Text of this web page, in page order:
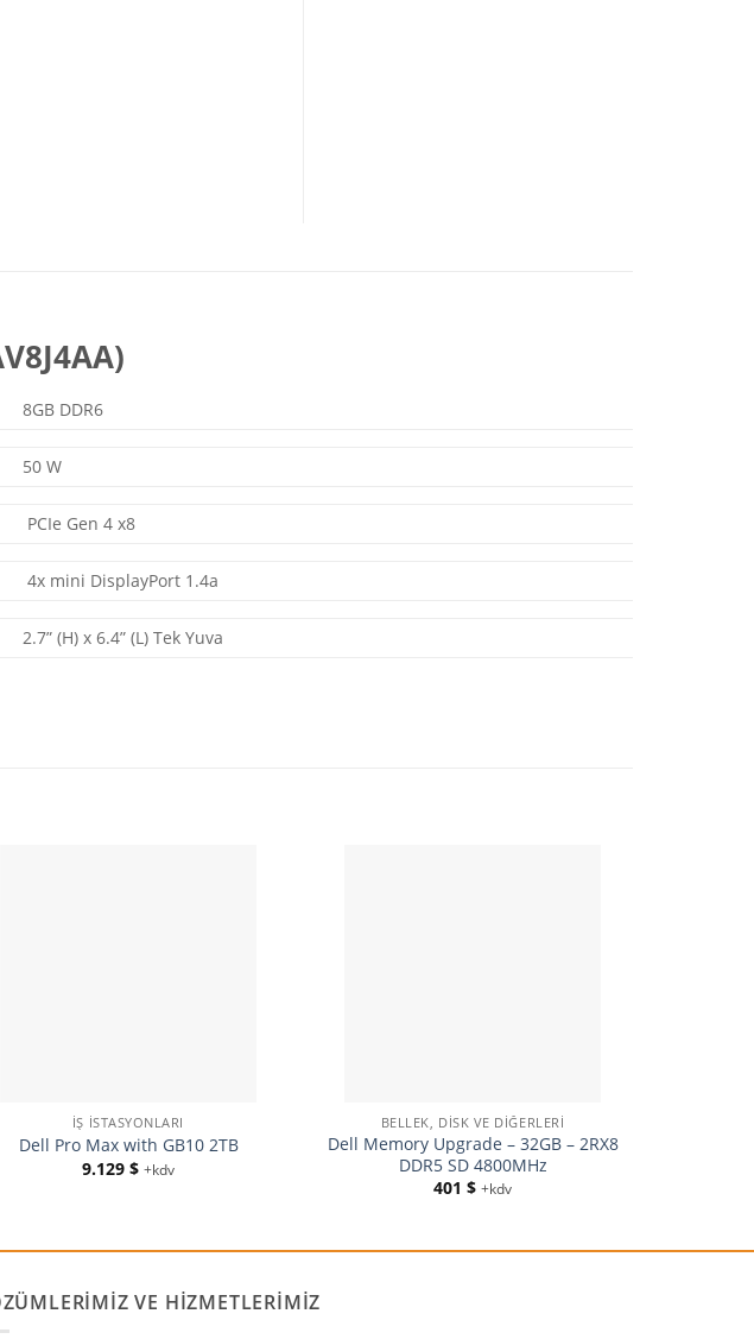
8GB DDR6
50 W
PCIe Gen 4 x8
4x mini DisplayPort 1.4a
2.7” (H) x 6.4” (L) Tek Yuva
İŞ İSTASYONLARI
Dell Pro Max with GB10 2TB
9.129 $ +kdv
BELLEK, DISK VE DIĞERLERI
Dell Memory Upgrade – 32GB – 2RX8
DDR5 SD 4800MHz
401 $ +kdv
VE HIZMETLERIMIZ